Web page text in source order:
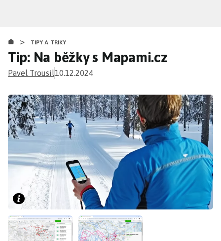
obsahu
> TIPY A TRIKY
Tip: Na běžky s Mapami.cz
Pavel Trousil10.12.2024